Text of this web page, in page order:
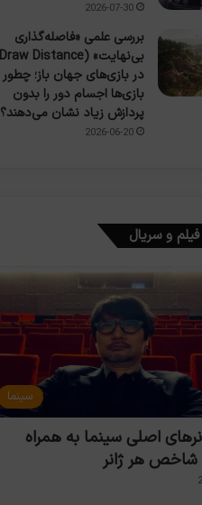
2026-07-30
بررسی علمی «فاصله‌گذاری
در بازی‌های جهان باز؛ چطور
بازی‌ها اجسام دور را بدون
پردازش زیاد نشان می‌دهند؟
2026-06-20
و سریال
سینما
اصلی سینما به همراه
شاخص هر ژانر